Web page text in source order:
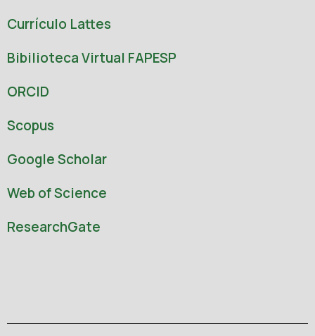
Currículo Lattes
Bibilioteca Virtual FAPESP
ORCID
Scopus
Google Scholar
Web of Science
ResearchGate